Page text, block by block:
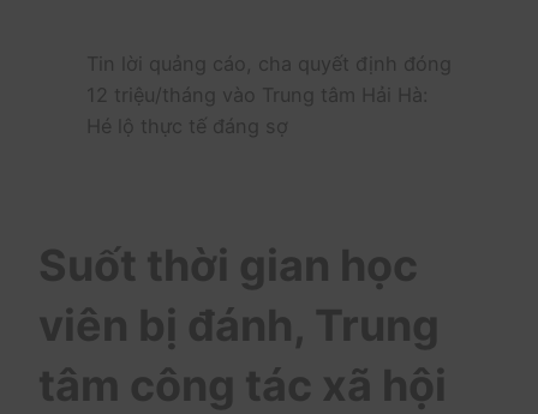
Tin lời quảng cáo, cha quyết định đóng
12 triệu/tháng vào Trung tâm Hải Hà:
Hé lộ thực tế đáng sợ
Suốt thời gian học
viên bị đánh, Trung
tâm công tác xã hội